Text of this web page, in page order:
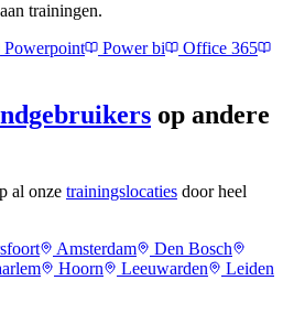
trainingen.
Powerpoint Power bi
Office 365
op andere
al onze trainingslocaties door heel
Amsterdam
Den Bosch
Hoorn Leeuwarden
Leiden